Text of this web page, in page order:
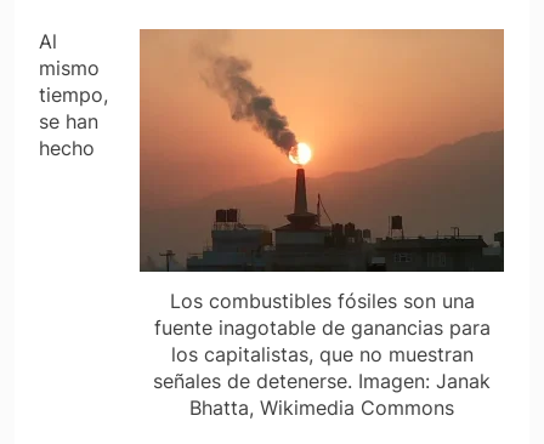
Los combustibles fósiles son una
fuente inagotable de ganancias para
los capitalistas, que no muestran
señales de detenerse. Imagen: Janak
Bhatta, Wikimedia Commons
Al
mismo
tiempo,
se han
hecho